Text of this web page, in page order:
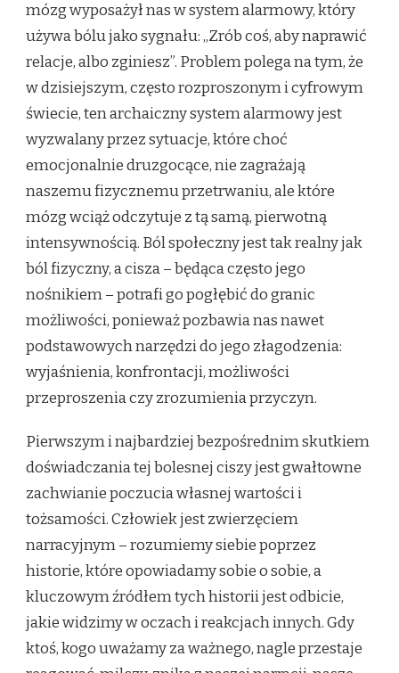
mózg wyposażył nas w system alarmowy, który
używa bólu jako sygnału: „Zrób coś, aby naprawić
relacje, albo zginiesz”. Problem polega na tym, że
w dzisiejszym, często rozproszonym i cyfrowym
świecie, ten archaiczny system alarmowy jest
wyzwalany przez sytuacje, które choć
emocjonalnie druzgocące, nie zagrażają
naszemu fizycznemu przetrwaniu, ale które
mózg wciąż odczytuje z tą samą, pierwotną
intensywnością. Ból społeczny jest tak realny jak
ból fizyczny, a cisza – będąca często jego
nośnikiem – potrafi go pogłębić do granic
możliwości, ponieważ pozbawia nas nawet
podstawowych narzędzi do jego złagodzenia:
wyjaśnienia, konfrontacji, możliwości
przeproszenia czy zrozumienia przyczyn.
Pierwszym i najbardziej bezpośrednim skutkiem
doświadczania tej bolesnej ciszy jest gwałtowne
zachwianie poczucia własnej wartości i
tożsamości. Człowiek jest zwierzęciem
narracyjnym – rozumiemy siebie poprzez
historie, które opowiadamy sobie o sobie, a
kluczowym źródłem tych historii jest odbicie,
jakie widzimy w oczach i reakcjach innych. Gdy
ktoś, kogo uważamy za ważnego, nagle przestaje